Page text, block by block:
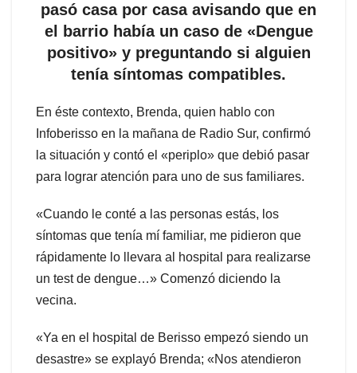
pasó casa por casa avisando que en
el barrio había un caso de «Dengue
positivo» y preguntando si alguien
tenía síntomas compatibles.
En éste contexto, Brenda, quien hablo con
Infoberisso en la mañana de Radio Sur, confirmó
la situación y contó el «periplo» que debió pasar
para lograr atención para uno de sus familiares.
«Cuando le conté a las personas estás, los
síntomas que tenía mí familiar, me pidieron que
rápidamente lo llevara al hospital para realizarse
un test de dengue…» Comenzó diciendo la
vecina.
«Ya en el hospital de Berisso empezó siendo un
desastre» se explayó Brenda; «Nos atendieron